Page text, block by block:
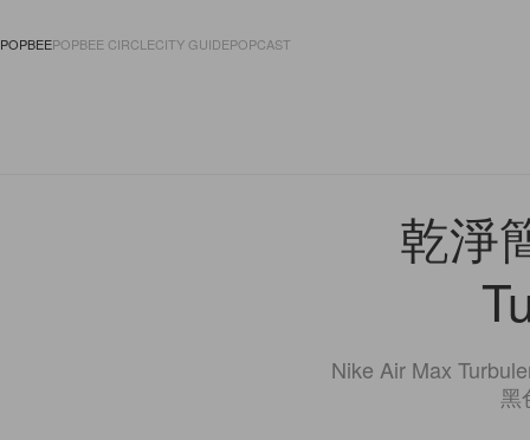
POPBEEPOPBEE CIRCLECITY GUIDEPOPCAST
乾淨
Nike Air Max
黑